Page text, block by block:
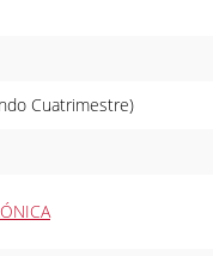
Cuatrimestre)